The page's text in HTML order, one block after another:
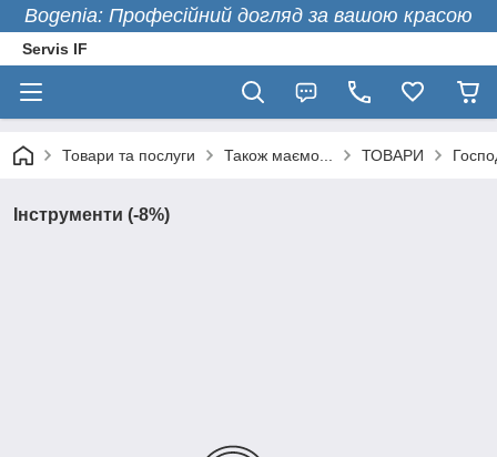
Bogenia: Професійний догляд за вашою красою
Servis IF
Товари та послуги Також маємо... ТОВАРИ
Інструменти (-8%)